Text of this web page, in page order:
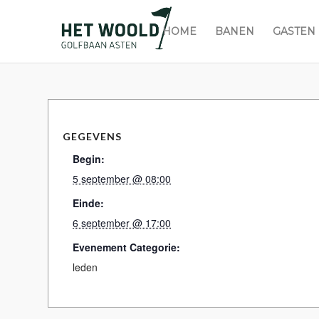
HOME BANEN GASTEN
GEGEVENS
Begin:
5 september @ 08:00
Einde:
6 september @ 17:00
Evenement Categorie:
leden